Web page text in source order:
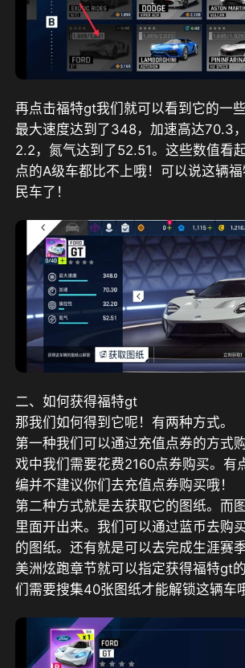
再点击福特gt我们就可以看到它的一
最大速度达到了348，加速高达70.3
2.2，氮气达到了52.51。这些数值看
点的A级车都比不上哦！可以说这辆
民车了！
二、如何获得福特gt
那我们如何得到它呢！有两种方式。
第一种我们可以通过充值点券的方式
戏中我们需要花费2160点券购买。有
编并不建议你们去充值点券购买哦！
第二种方式就是去获取它的图纸。而
里面开出来。我们可以通过蓝币去购
的图纸。还有就是可以去完成生涯赛
美洲炫跑章节就可以指定获得福特gt
们需要搜集40张图纸才能解锁这辆车